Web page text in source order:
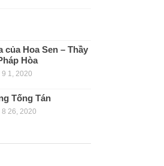
của Hoa Sen – Thầy
Hòa
1, 2020
Tống Tán
26, 2020